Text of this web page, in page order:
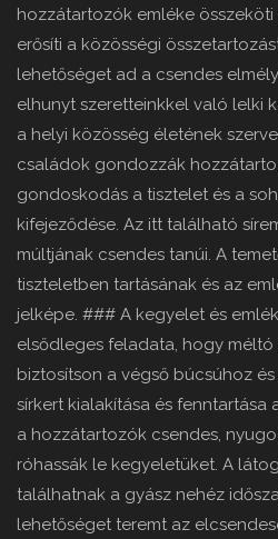
hozzátartozók emléke
erősíti a közösségi
lehetőséget ad a csendes
elhunyt szeretteinkkel való lelki
a helyi közösség életének
családok gondozzák
gondoskodás a tisztelet és a
kifejeződése. Az itt található
múltjának csendes tanúi. A
tiszteletben tartásának és az
jelképe. ### A kegyelet és
elsődleges feladata, hogy méltó
biztosítson a végső búcsúhoz
sírkert kialakítása és
a hozzátartozók csendes,
róhassák le kegyeletüket. A
találhatnak a gyász nehéz
lehetőséget teremt az